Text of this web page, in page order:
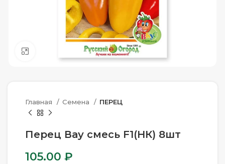
Нажмите, чтобы увеличить
Главная Семена ПЕРЕЦ
Перец Вау смесь F1(НК) 8шт
105.00 ₽